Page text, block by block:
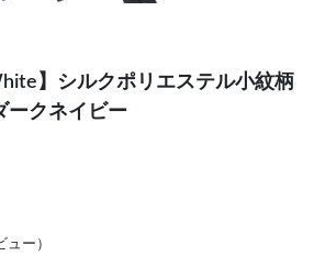
】シルクポリエステル小紋柄
ークネイビー
ュー）